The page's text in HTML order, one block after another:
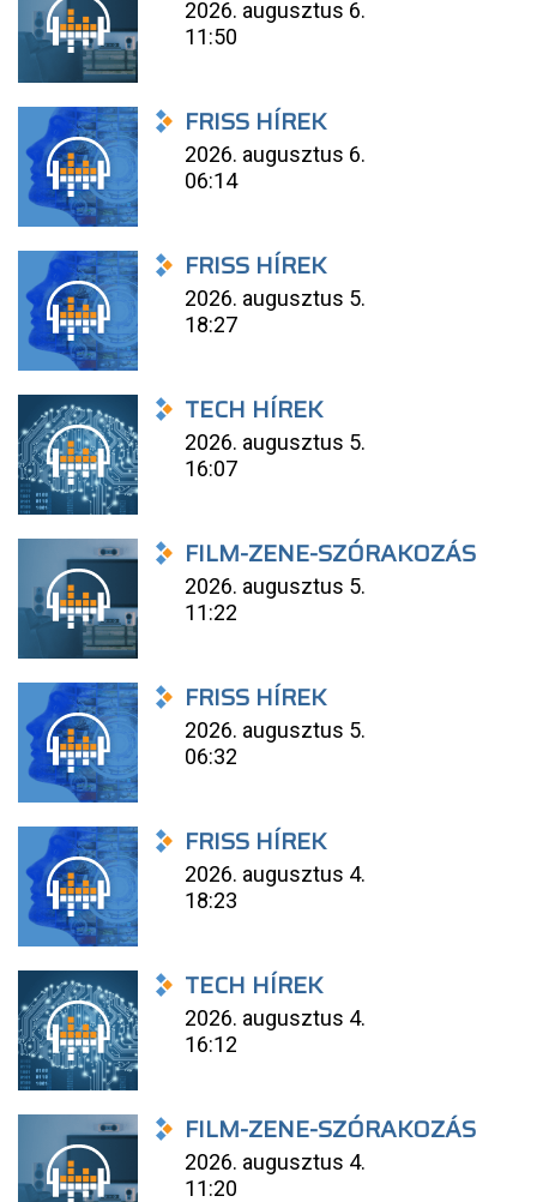
2026. augusztus 6.
11:50
FRISS HÍREK
2026. augusztus 6.
06:14
FRISS HÍREK
2026. augusztus 5.
18:27
TECH HÍREK
2026. augusztus 5.
16:07
FILM-ZENE-SZÓRAKOZÁS
2026. augusztus 5.
11:22
FRISS HÍREK
2026. augusztus 5.
06:32
FRISS HÍREK
2026. augusztus 4.
18:23
TECH HÍREK
2026. augusztus 4.
16:12
FILM-ZENE-SZÓRAKOZÁS
2026. augusztus 4.
11:20